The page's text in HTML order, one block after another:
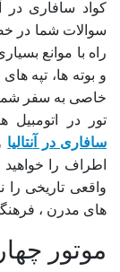
کواد سافاری در
سوالات شما در
راه با موانع
و بوته ها، تپه
خاصی به سفر شما
تور در
سافاری در آنتالیا
اطراف را
واقعی تاریخی را
های مدرن ،
موتور